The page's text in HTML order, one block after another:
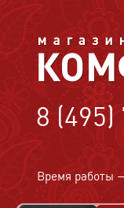
8
Время работы